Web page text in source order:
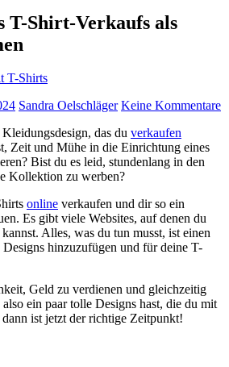
T-Shirt-Verkaufs als
T-Shirts
Sandra Oelschläger Keine Kommentare
das du verkaufen
Zeit und Mühe in die Einrichtung eines
Bist du es leid, stundenlang in den
Kollektion zu werben?
online verkaufen und dir so ein
Es gibt viele Websites, auf denen du
Alles, was du tun musst, ist einen
hinzuzufügen und für deine T-
Geld zu verdienen und gleichzeitig
ein paar tolle Designs hast, die du mit
ist jetzt der richtige Zeitpunkt!